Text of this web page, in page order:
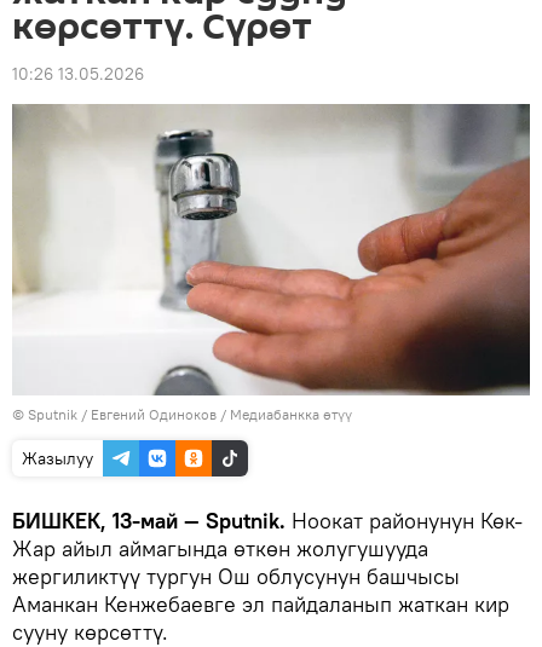
көрсөттү. Сүрөт
10:26 13.05.2026
© Sputnik / Евгений Одиноков / Медиабанкка өтүү
Жазылуу
БИШКЕК, 13-май — Sputnik. Ноокат районунун Көк-
Жар айыл аймагында өткөн жолугушууда
жергиликтүү тургун Ош облусунун башчысы
Аманкан Кенжебаевге эл пайдаланып жаткан кир
сууну көрсөттү.